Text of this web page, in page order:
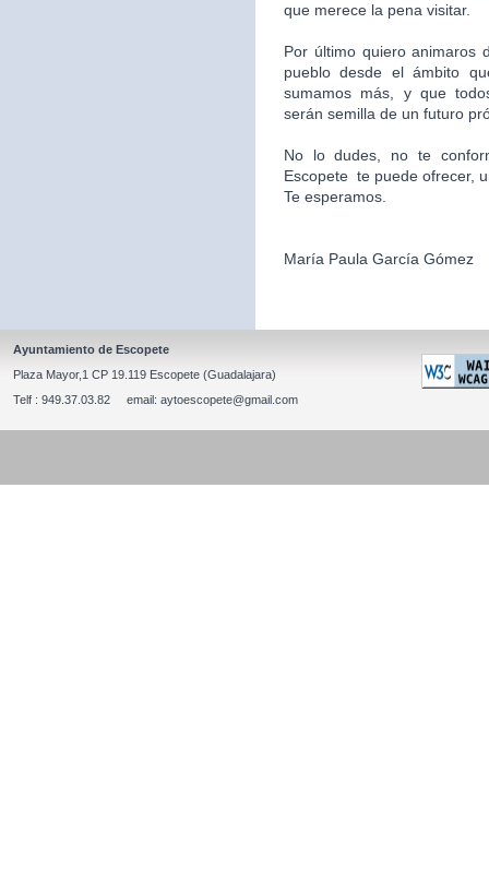
que merece la pena visitar.
Por último quiero animaros
pueblo desde el ámbito
sumamos más, y que
serán semilla de un futuro
No lo dudes, no te
Escopete te puede ofrecer,
Te esperamos.
María Paula García Gómez
Ayuntamiento de Escopete
Plaza Mayor,1 CP 19.119 Escopete (Guadalajara)
Telf : 949.37.03.82 email: aytoescopete@gmail.com